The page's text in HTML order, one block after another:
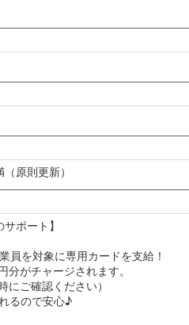
原則更新）
ポート】
を対象に専用カードを支給！
がチャージされます。
ご確認ください）
るので安心♪